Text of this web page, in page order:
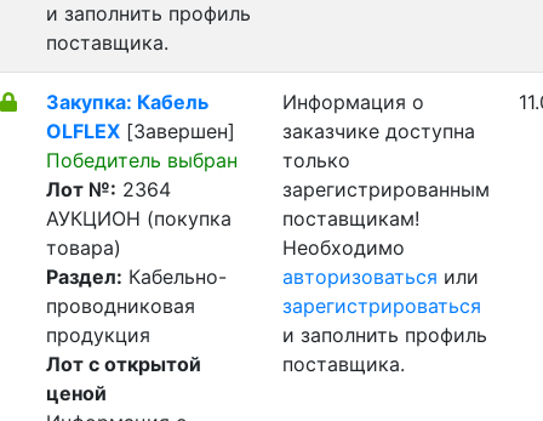
и заполнить профиль
поставщика.
Закупка: Кабель
OLFLEX [Завершен]
Победитель выбран
Лот №: 2364
АУКЦИОН (покупка
товара)
Раздел: Кабельно-
проводниковая
продукция
Лот с открытой
ценой
Информация о
заказчике доступна
только
зарегистрированным
поставщикам!
Необходимо
авторизоваться или
зарегистрироваться
и заполнить профиль
поставщика.